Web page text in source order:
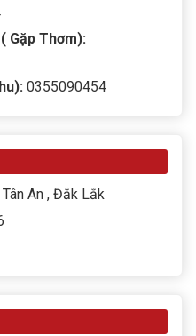
Gặp Thơm):
0355090454
An , Đắk Lắk